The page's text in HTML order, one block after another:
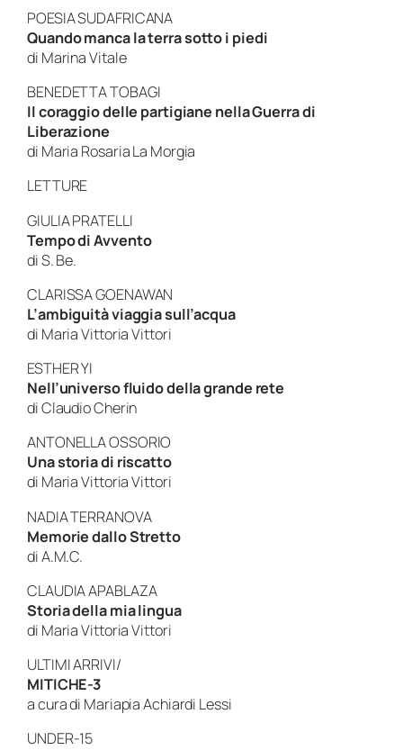
POESIA SUDAFRICANA
Quando manca la terra sotto i piedi
di Marina Vitale
BENEDETTA TOBAGI
Il coraggio delle partigiane nella Guerra di
Liberazione
di Maria Rosaria La Morgia
LETTURE
GIULIA PRATELLI
Tempo di Avvento
di S. Be.
CLARISSA GOENAWAN
L’ambiguità viaggia sull’acqua
di Maria Vittoria Vittori
ESTHER YI
Nell’universo fluido della grande rete
di Claudio Cherin
ANTONELLA OSSORIO
Una storia di riscatto
di Maria Vittoria Vittori
NADIA TERRANOVA
Memorie dallo Stretto
di A.M.C.
CLAUDIA APABLAZA
Storia della mia lingua
di Maria Vittoria Vittori
ULTIMI ARRIVI/
MITICHE-3
a cura di Mariapia Achiardi Lessi
UNDER-15